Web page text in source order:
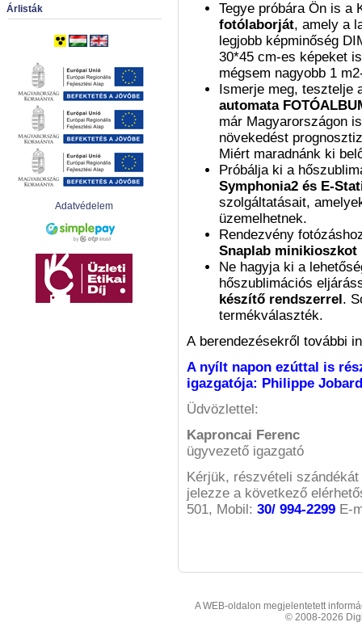
Árlisták
Adatvédelem
Tegye próbára Ön is a
fotólaborját, amely a
legjobb képminőség
30*45 cm-es képeket
mégsem nagyobb 1
Ismerje meg, tesztelje
automata
már Magyarországon
növekedést
Miért maradnánk ki
Próbálja ki a
Symphonia2 és E-
szolgáltatásait,
üzemelhetnek.
Rendezvény
Snaplab minikioszkot
Ne hagyja ki a
hőszublimációs
készítő rendszerrel .
termékválaszték.
A berendezésekről további
A nyílt napon ezúttal is
igazgatója: Philippe
Üdvözlettel:
Kaproncai Ferenc
ügyvezető igazgató
Kérjük, részvételi
jelezze a következő
501, Mobil: 30/ 994-2299 E-
A WEB-oldalon megjelentetett
© 2008-2026